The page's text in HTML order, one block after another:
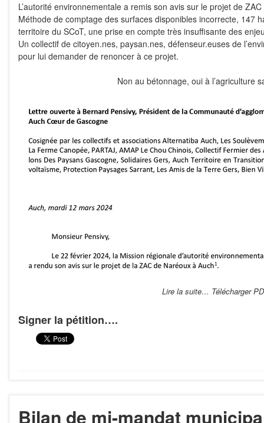
L’autorité environnementale a remis son avis sur le projet de
Méthode de comptage des surfaces disponibles incorrecte, 147
territoire du SCoT, une prise en compte très insuffisante des
Un collectif de citoyen.nes, paysan.nes, défenseur.euses de
pour lui demander de renoncer à ce projet.
Non au bétonnage, oui à l’agriculture
Lire la suite… Télécharger
Signer la pétition….
Bilan de mi-mandat